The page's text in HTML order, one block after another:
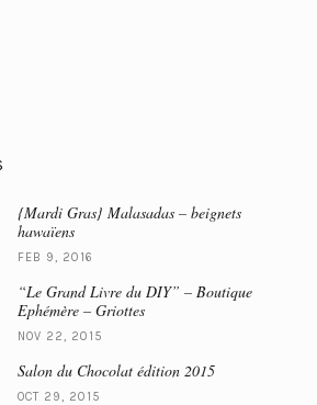
{Mardi Gras} Malasadas – beignets
hawaïens
FEB 9, 2016
“Le Grand Livre du DIY” – Boutique
Ephémère – Griottes
NOV 22, 2015
Salon du Chocolat édition 2015
OCT 29, 2015